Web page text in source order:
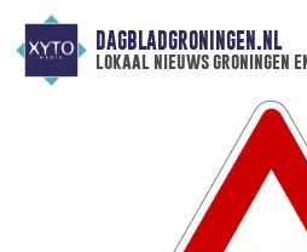
DAGBLADGRONINGEN.NL
lokaal nieuws groningen